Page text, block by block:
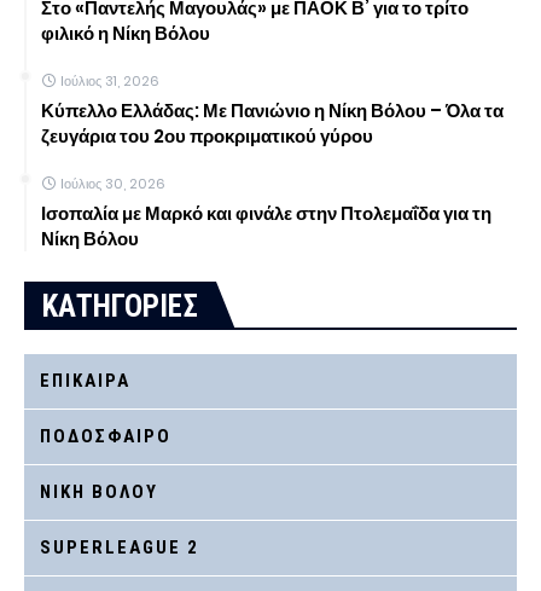
Στο «Παντελής Μαγουλάς» με ΠΑΟΚ Β’ για το τρίτο
φιλικό η Νίκη Βόλου
Ιούλιος 31, 2026
Κύπελλο Ελλάδας: Με Πανιώνιο η Νίκη Βόλου – Όλα τα
ζευγάρια του 2ου προκριματικού γύρου
Ιούλιος 30, 2026
Ισοπαλία με Μαρκό και φινάλε στην Πτολεμαΐδα για τη
Νίκη Βόλου
ΚΑΤΗΓΟΡΙΕΣ
ΕΠΙΚΑΙΡΑ
ΠΟΔΟΣΦΑΙΡΟ
ΝΙΚΗ ΒΟΛΟΥ
SUPERLEAGUE 2